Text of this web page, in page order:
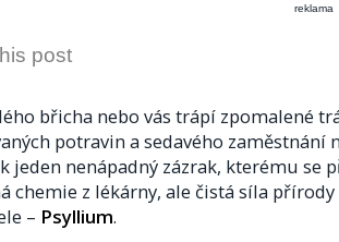
reklama
post
břicha nebo vás trápí zpomalené
potravin a sedavého zaměstnání
jeden nenápadný zázrak, kterému se
chemie z lékárny, ale čistá síla
– Psyllium.